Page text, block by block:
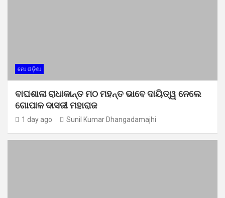
ମୋ ଓଡ଼ିଶା
ବାଘଶାଳା ରାଧାକାନ୍ତ ମଠ ମହନ୍ତ ଭାବେ ଦାୟିତ୍ୱ ନେଲେ
ଗୋପାଳ ଦାସଜୀ ମହାରାଜ
1 day ago Sunil Kumar Dhangadamajhi